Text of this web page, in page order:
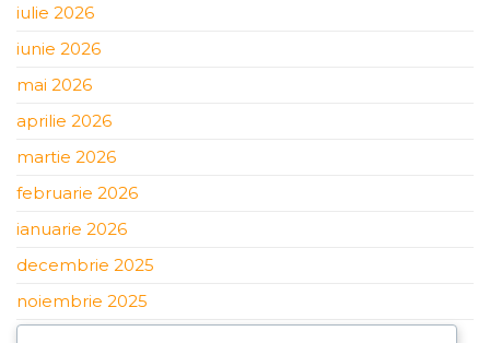
iulie 2026
iunie 2026
mai 2026
aprilie 2026
martie 2026
februarie 2026
ianuarie 2026
decembrie 2025
noiembrie 2025